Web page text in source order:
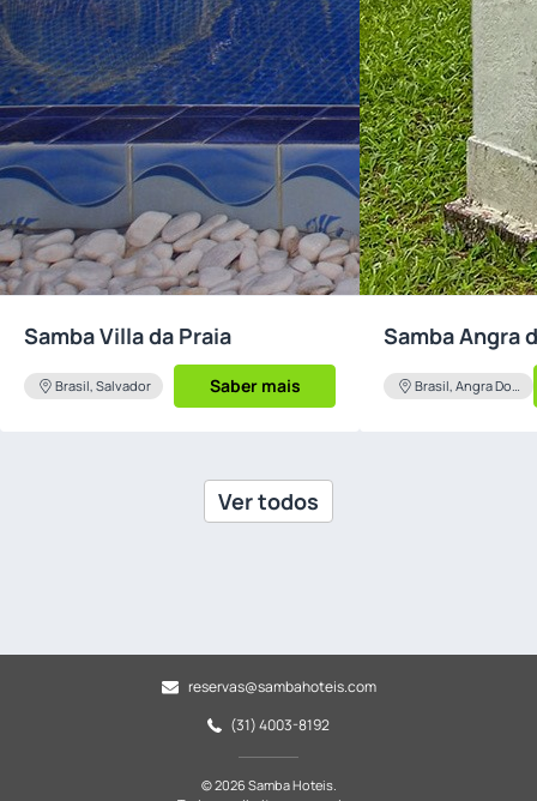
Samba Villa da Praia
Brasil, Salvador Saber mais
Samba Angra
Brasil, Angra Dos
Ver todos
reservas@sambahoteis.com
(31) 4003-8192
© 2026 Samba Hoteis.